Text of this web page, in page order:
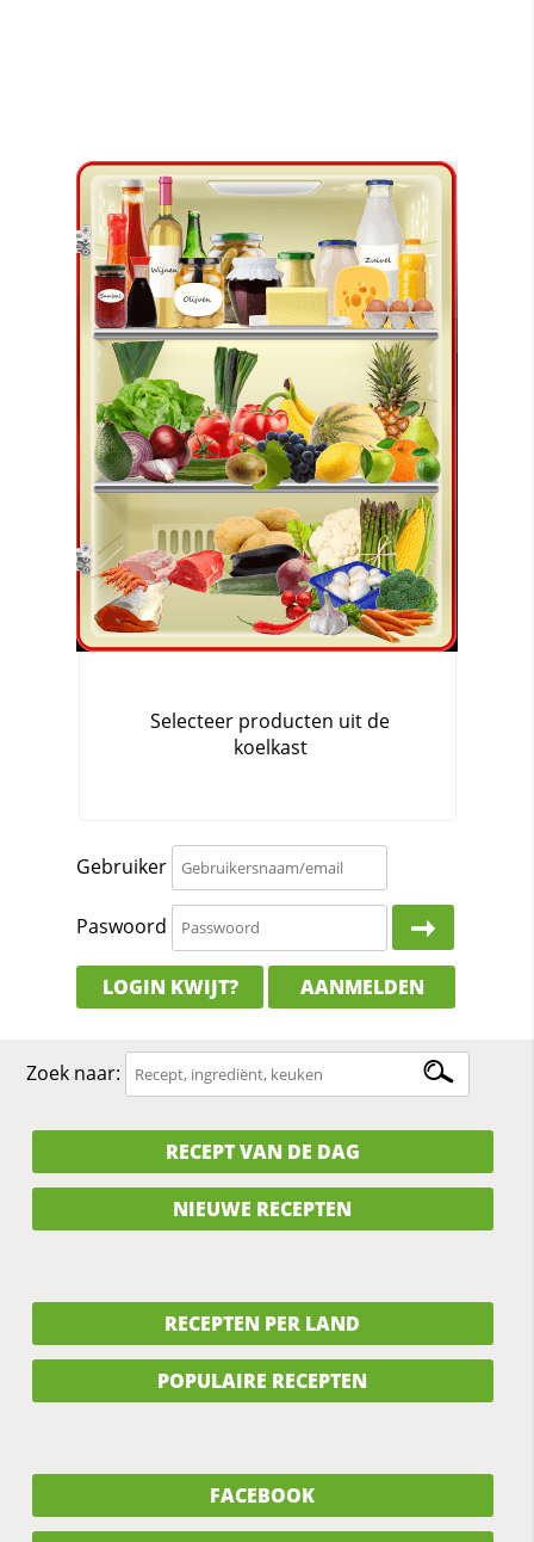
Gebruiker
Paswoord
LOGIN KWIJT? AANMELDEN
Zoek naar:
RECEPT VAN DE DAG
NIEUWE RECEPTEN
RECEPTEN PER LAND
POPULAIRE RECEPTEN
FACEBOOK